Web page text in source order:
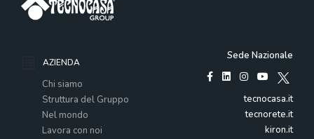
AZIENDA
Chi siamo
Struttura del Gruppo
Nel mondo
Lavora con noi
Sede Nazionale
tecnocasa.it
tecnorete.it
kiron.it